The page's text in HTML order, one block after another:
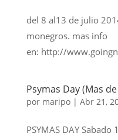
del 8 al13 de julio
monegros. mas info
en: http://
Psymas Day (Mas
por maripo| Abr 21,
PSYMAS DAY